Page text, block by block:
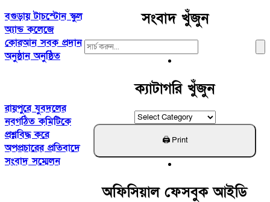
বগুড়ায় টাচস্টোন স্কুল
অ্যান্ড কলেজে
কোরআন সবক প্রদান
অনুষ্ঠান অনুষ্ঠিত
রায়পুরে যুবদলের
নবগঠিত কমিটিকে
প্রশ্নবিদ্ধ করে
অপপ্রচারের প্রতিবাদে
সংবাদ সম্মেলন
সংবাদ খুঁজুন
Search
ক্যাটাগরি খুঁজুন
ক্যাটাগরি
খুঁজুন
অফিসিয়াল ফেসবুক আইডি